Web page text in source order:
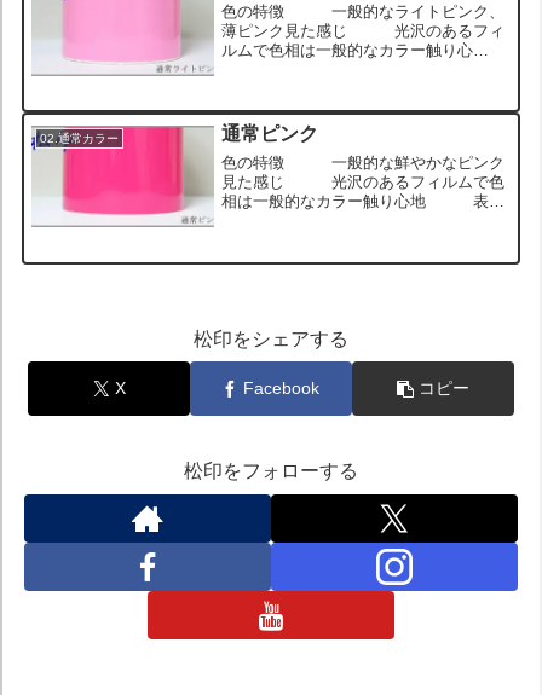
色の特徴 一般的なライトピンク、
薄ピンク見た感じ 光沢のあるフィ
ルムで色相は一般的なカラー触り心
ロール状のサンプル画像 ヘッドライト
に貼った状態のサンプル画像 ...
02.通常カラー 通常ピンク
色の特徴 一般的な鮮やかなピンク
見た感じ 光沢のあるフィルムで色
相は一般的なカラー触り心地 表面
ンプル画像 ヘッドライトに貼った状態
松印をシェアする
X Facebook コピー
松印をフォローする